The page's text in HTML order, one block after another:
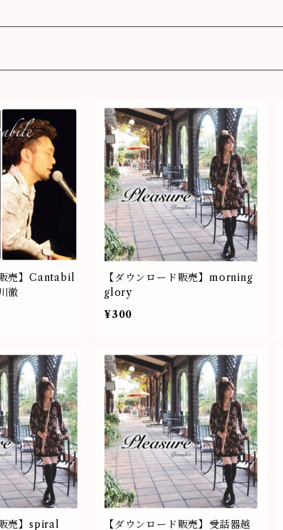
販売】Cantabil
徹
【ダウンロード販売】morning
glory
¥300
売】spiral
【ダウンロード販売】受話器越